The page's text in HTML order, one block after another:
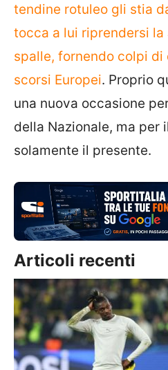
tendine rotuleo gli stia
tocca a lui riprendersi la
spalle, fornendo colpi di
scorsi Europei. Proprio
una nuova occasione
della Nazionale, ma per
solamente il presente.
Articoli recenti